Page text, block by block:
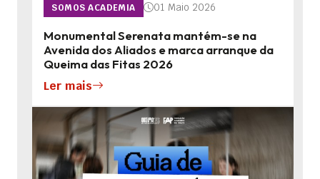
SOMOS ACADEMIA 01 Maio 2026
Monumental Serenata mantém-se na
Avenida dos Aliados e marca arranque da
Queima das Fitas 2026
Ler mais